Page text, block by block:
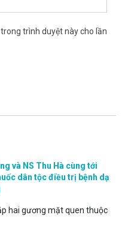
trình duyệt này cho lần
và NS Thu Hà cùng tới
dân tộc điều trị bệnh dạ
hai gương mặt quen thuộc